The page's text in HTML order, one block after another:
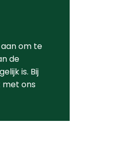
om te
de
is. Bij
met ons